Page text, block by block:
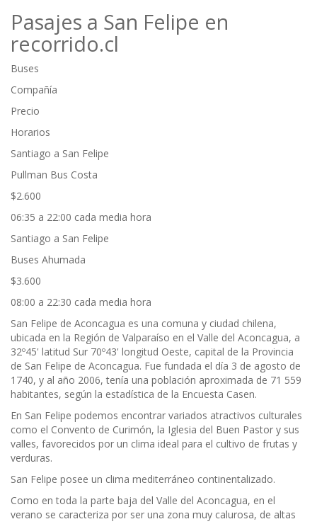
Pasajes a San Felipe en
recorrido.cl
Buses
Compañía
Precio
Horarios
Santiago a San Felipe
Pullman Bus Costa
$2.600
06:35 a 22:00 cada media hora
Santiago a San Felipe
Buses Ahumada
$3.600
08:00 a 22:30 cada media hora
San Felipe de Aconcagua es una comuna y ciudad chilena,
ubicada en la Región de Valparaíso en el Valle del Aconcagua, a
32º45' latitud Sur 70º43' longitud Oeste, capital de la Provincia
de San Felipe de Aconcagua. Fue fundada el día 3 de agosto de
1740, y al año 2006, tenía una población aproximada de 71 559
habitantes, según la estadística de la Encuesta Casen.
En San Felipe podemos encontrar variados atractivos culturales
como el Convento de Curimón, la Iglesia del Buen Pastor y sus
valles, favorecidos por un clima ideal para el cultivo de frutas y
verduras.
San Felipe posee un clima mediterráneo continentalizado.
Como en toda la parte baja del Valle del Aconcagua, en el
verano se caracteriza por ser una zona muy calurosa, de altas